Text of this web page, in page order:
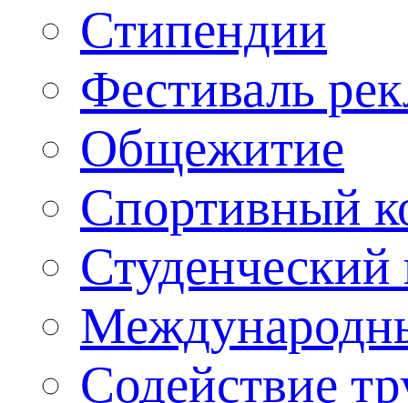
Стипендии
Фестиваль
Общежитие
Спортивный
Студенческий
Содействие